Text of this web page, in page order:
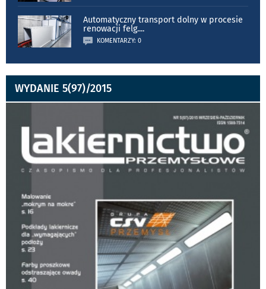
Automatyczny transport dolny w procesie
renowacji felg....
KOMENTARZY: 0
WYDANIE 5(97)/2015